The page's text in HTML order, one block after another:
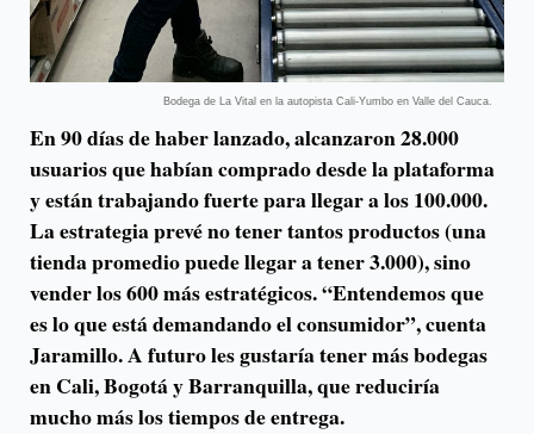
Bodega de La Vital en la autopista Cali-Yumbo en Valle del Cauca.
En 90 días de haber lanzado, alcanzaron 28.000
usuarios que habían comprado desde la plataforma
y están trabajando fuerte para llegar a los 100.000.
La estrategia prevé no tener tantos productos (una
tienda promedio puede llegar a tener 3.000), sino
vender los 600 más estratégicos. “Entendemos que
es lo que está demandando el consumidor”, cuenta
Jaramillo. A futuro les gustaría tener más bodegas
en Cali, Bogotá y Barranquilla, que reduciría
mucho más los tiempos de entrega.